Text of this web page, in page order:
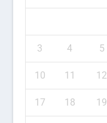
3 4 5
10 11 12
17 18 19